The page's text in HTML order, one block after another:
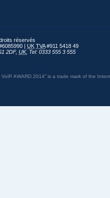
droits réservés
| UK TVA#911 5418 49
2DF, UK, Tel: 0333 555 3 555
AWARD 2014” is a trade mark of the